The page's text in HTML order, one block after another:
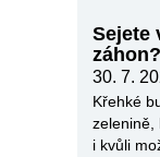
Sejete
30. 7.
Křehké
zelenině,
i kvůli